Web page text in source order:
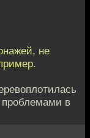
не
проблемами в